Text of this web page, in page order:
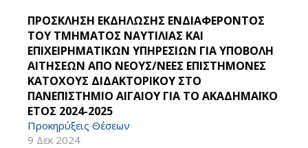
ΠΡΟΣΚΛΗΣΗ ΕΚΔΗΛΩΣΗΣ ΕΝΔΙΑΦΕΡΟΝΤΟΣ
ΤΟΥ ΤΜΗΜΑΤΟΣ ΝΑΥΤΙΛΙΑΣ ΚΑΙ
ΕΠΙΧΕΙΡΗΜΑΤΙΚΩΝ ΥΠΗΡΕΣΙΩΝ ΓΙΑ ΥΠΟΒΟΛΗ
ΑΙΤΗΣΕΩΝ ΑΠΟ ΝΕΟΥΣ/ΝΕΕΣ ΕΠΙΣΤΗΜΟΝΕΣ
ΚΑΤΟΧΟΥΣ ΔΙΔΑΚΤΟΡΙΚΟΥ ΣΤΟ
ΠΑΝΕΠΙΣΤΗΜΙΟ ΑΙΓΑΙΟΥ ΓΙΑ ΤΟ ΑΚΑΔΗΜΑΪΚΟ
ΕΤΟΣ 2024-2025
Προκηρύξεις Θέσεων
9 Δεκ 2024